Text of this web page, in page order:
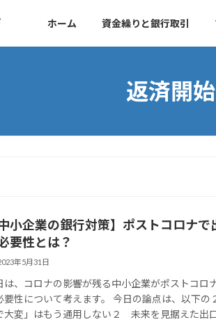
ホーム 資金繰りと銀行取引
返済開始
中小企業の銀行対策】ポストコロナ
要性とは？
年5月31日
は、コロナの影響が残る中小企業がポストコロ
要性について考えます。 今日の論点は、以下
大変」はもう通用しない２ 未来を見据えた出